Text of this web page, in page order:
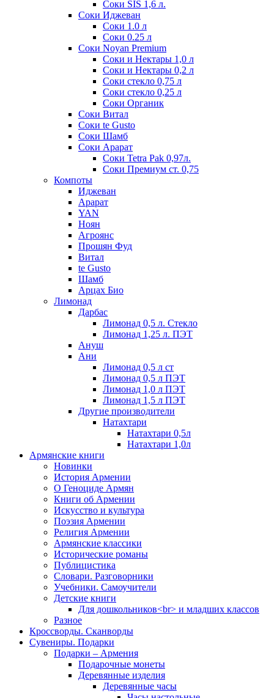
Соки SIS 1,6 л.
Соки Иджеван
Соки 1.0 л
Соки 0.25 л
Соки Noyan Premium
Соки и Нектары 1,0 л
Соки и Нектары 0,2 л
Соки стекло 0,75 л
Соки стекло 0,25 л
Соки Органик
Соки Витал
Соки te Gusto
Соки Шамб
Соки Арарат
Соки Tetra Pak 0,97л.
Соки Премиум ст. 0,75
Компоты
Иджеван
Арарат
YAN
Ноян
Агроянс
Прошян Фуд
Витал
te Gusto
Шамб
Арцах Био
Лимонад
Дарбас
Лимонад 0,5 л. Стекло
Лимонад 1,25 л. ПЭТ
Ануш
Ани
Лимонад 0,5 л ст
Лимонад 0,5 л ПЭТ
Лимонад 1,0 л ПЭТ
Лимонад 1,5 л ПЭТ
Другие производители
Натахтари
Натахтари 0,5л
Натахтари 1,0л
Армянские книги
Новинки
История Армении
О Геноциде Армян
Книги об Армении
Иcкусство и культура
Поэзия Армении
Религия Армении
Армянские классики
Исторические романы
Публицистика
Словари. Разговорники
Учебники. Самоучители
Детские книги
Для дошкольников<br> и младших классов
Разное
Кроссворды. Сканворды
Сувениры. Подарки
Подарки – Армения
Подарочные монеты
Деревянные изделия
Деревянные часы